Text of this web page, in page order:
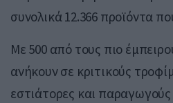
συνολικά 12.366 προϊόντα
Με 500 από τους πιο
ανήκουν σε κριτικούς
εστιάτορες και